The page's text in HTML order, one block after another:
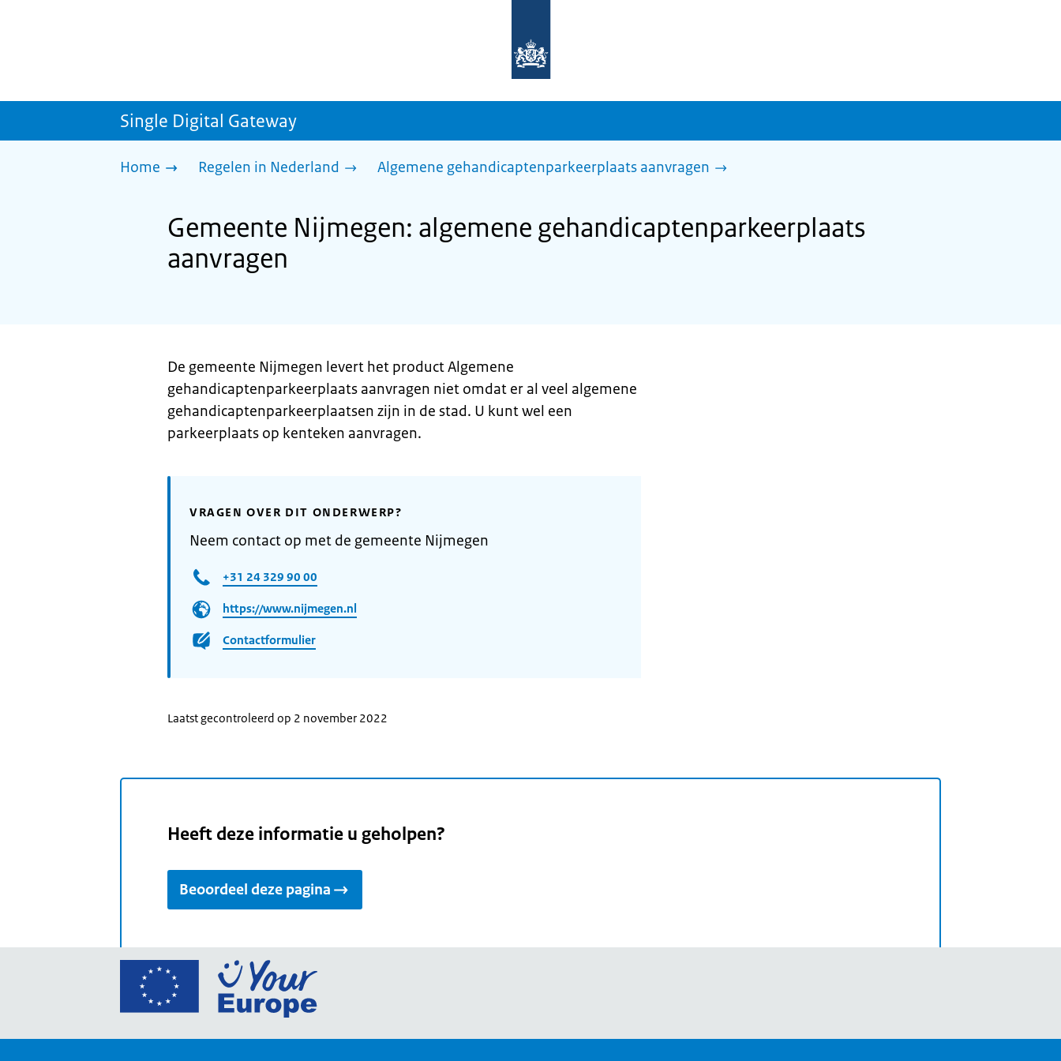
homepage
sdg.rijksoverheid.nl
Single Digital Gateway
Home Regelen in Nederland Algemene gehandicaptenparkeerplaats aanvragen
Gemeente Nijmegen: algemene gehandicaptenparkeerplaats
aanvragen
De gemeente Nijmegen levert het product Algemene
gehandicaptenparkeerplaats aanvragen niet omdat er al veel algemene
gehandicaptenparkeerplaatsen zijn in de stad. U kunt wel een
parkeerplaats op kenteken aanvragen.
VRAGEN OVER DIT ONDERWERP?
Neem contact op met de gemeente Nijmegen
+31 24 329 90 00
https://www.nijmegen.nl
Contactformulier
Laatst gecontroleerd op 2 november 2022
Heeft deze informatie u geholpen?
Beoordeel deze pagina
Ga
homepage